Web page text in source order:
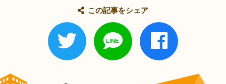
この記事をシェア